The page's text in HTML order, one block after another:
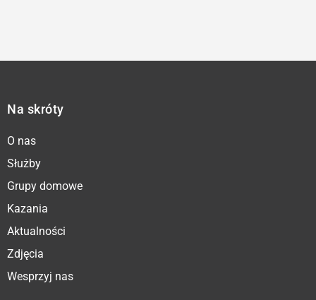
Na skróty
O nas
Służby
Grupy domowe
Kazania
Aktualności
Zdjęcia
Wesprzyj nas